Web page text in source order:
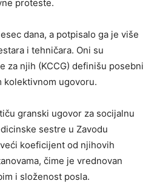
proteste.
dana, a potpisalo ga je više
i tehničara. Oni su
za njih (KCCG) definišu posebni
kolektivnom ugovoru.
granski ugovor za socijalnu
sestre u Zavodu
veći koeficijent od njihovih
čime je vrednovan
i složenost posla.